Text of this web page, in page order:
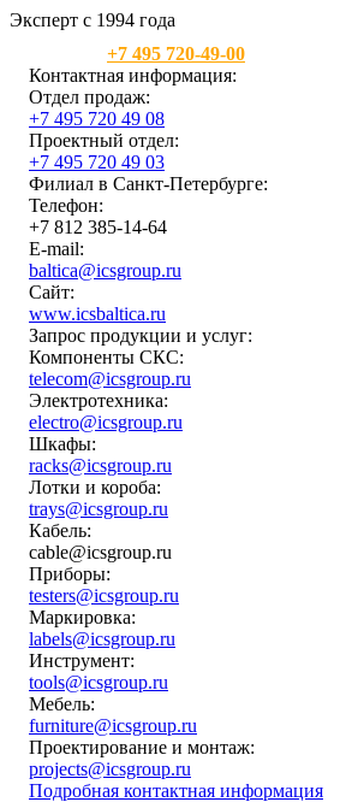
Эксперт с 1994 года
+7 495 720-49-00
Контактная информация:
Отдел продаж:
+7 495 720 49 08
Проектный отдел:
+7 495 720 49 03
Филиал в Санкт-Петербурге:
Телефон:
+7 812 385-14-64
E-mail:
baltica@icsgroup.ru
Сайт:
www.icsbaltica.ru
Запрос продукции и услуг:
Компоненты СКС:
telecom@icsgroup.ru
Электротехника:
electro@icsgroup.ru
Шкафы:
racks@icsgroup.ru
Лотки и короба:
trays@icsgroup.ru
Кабель:
cable@icsgroup.ru
Приборы:
testers@icsgroup.ru
Маркировка:
labels@icsgroup.ru
Инструмент:
tools@icsgroup.ru
Мебель:
furniture@icsgroup.ru
Проектирование и монтаж:
projects@icsgroup.ru
Подробная контактная информация